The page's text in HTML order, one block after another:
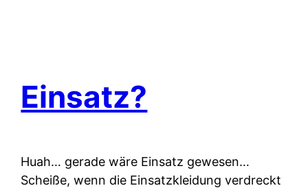
Einsatz?
Huah… gerade wäre Einsatz gewesen…
Scheiße, wenn die Einsatzkleidung verdreckt